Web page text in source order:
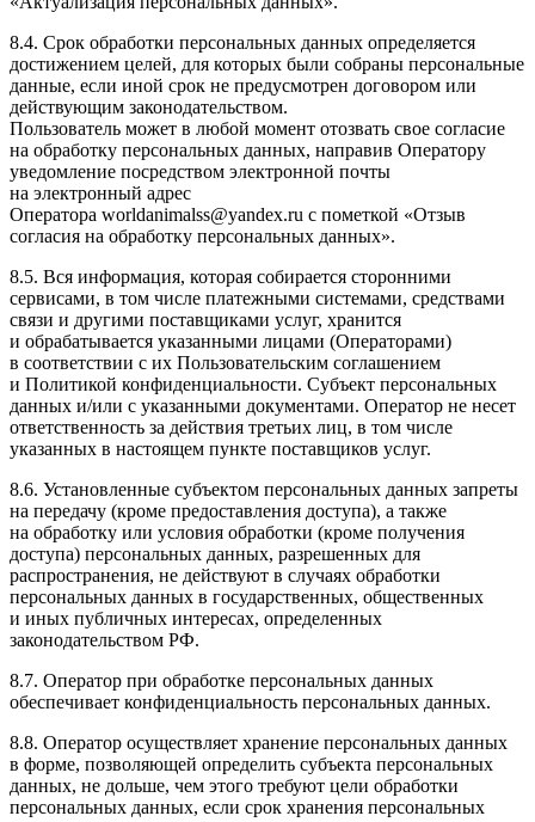
8.4. Срок обработки персональных данных определяется
достижением целей, для которых были собраны персональные
данные, если иной срок не предусмотрен договором или
действующим законодательством.
Пользователь может в любой момент отозвать свое согласие
на обработку персональных данных, направив Оператору
уведомление посредством электронной почты
на электронный адрес
Оператора worldanimalss@yandex.ru с пометкой «Отзыв
согласия на обработку персональных данных».
8.5. Вся информация, которая собирается сторонними
сервисами, в том числе платежными системами, средствами
связи и другими поставщиками услуг, хранится
и обрабатывается указанными лицами (Операторами)
в соответствии с их Пользовательским соглашением
и Политикой конфиденциальности. Субъект персональных
данных и/или с указанными документами. Оператор не несет
ответственность за действия третьих лиц, в том числе
указанных в настоящем пункте поставщиков услуг.
8.6. Установленные субъектом персональных данных запреты
на передачу (кроме предоставления доступа), а также
на обработку или условия обработки (кроме получения
доступа) персональных данных, разрешенных для
распространения, не действуют в случаях обработки
персональных данных в государственных, общественных
и иных публичных интересах, определенных
законодательством РФ.
8.7. Оператор при обработке персональных данных
обеспечивает конфиденциальность персональных данных.
8.8. Оператор осуществляет хранение персональных данных
в форме, позволяющей определить субъекта персональных
данных, не дольше, чем этого требуют цели обработки
персональных данных, если срок хранения персональных